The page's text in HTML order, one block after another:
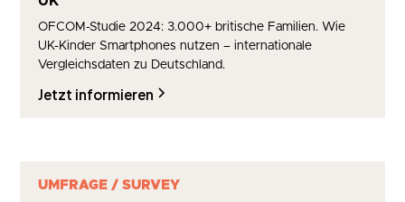
OFCOM-Studie 2024: 3.000+ britische Familien. Wie
UK-Kinder Smartphones nutzen – internationale
Vergleichsdaten zu Deutschland.
Jetzt informieren
UMFRAGE / SURVEY